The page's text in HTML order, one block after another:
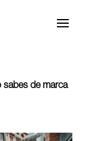
sabes de marca